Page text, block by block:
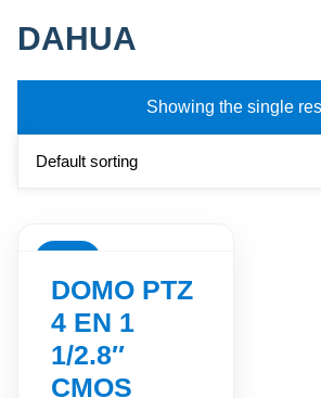
DAHUA
Showing the single
DOMO PTZ
4 EN 1
1/2.8″
CMOS